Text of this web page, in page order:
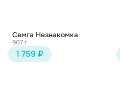
Семга Незнакомка
907 г
1 759 ₽